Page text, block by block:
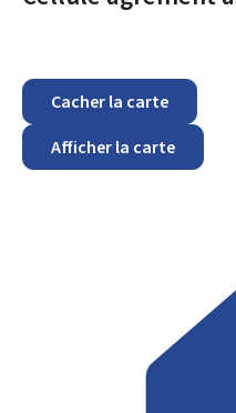
Cacher la carte
Afficher la carte